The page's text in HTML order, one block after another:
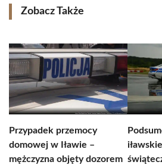
Zobacz Także
Przypadek przemocy
domowej w Iławie –
mężczyzna objęty dozorem